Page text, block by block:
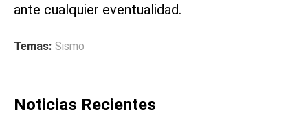
ante cualquier eventualidad.
Temas: Sismo
Noticias Recientes